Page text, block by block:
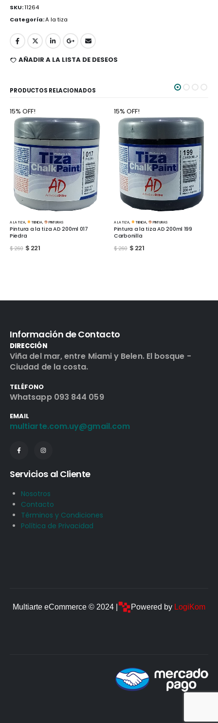
SKU:11264
Categoría:A la tiza
AÑADIR A LA LISTA DE DESEOS
PRODUCTOS RELACIONADOS
15% OFF!
A LA TIZA, TIENDA, PINTURAS
Pintura a la tiza AD 200ml 017
Piedra
$260 $ 221
15% OFF!
A LA TIZA, TIENDA, PINTURAS
Pintura a la tiza AD 200ml 199
Carbonilla
$260 $ 221
Información de Contacto
DIRECCIÓN
Viña del mar, entre Miami y Belen. El bosque -
Ciudad de la costa.
TELÉFONO
Whatsapp 093 844 059
EMAIL
multiarte.com.uy@gmail.com
Servicios al Cliente
Nosotros
Contacto
Términos y Condiciones
Política de Privacidad
Multiarte eCommerce © 2024 | Powered by LogiKom